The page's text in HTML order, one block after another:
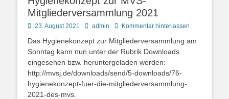
Mitgliederversammlung 2021
Posted
23. August 2021 Autoradmin Kommentar hinterlassen
Das Hygienekonzept zur Mitgliederversammlung am
Sonntag kann nun unter der Rubrik Downloads
eingesehen bzw. heruntergeladen werden:
http://mvsj.de/downloads/send/5-downloads/76-
hygienekonzept-fuer-die-mitgliederversammlung-
2021-des-mvs.